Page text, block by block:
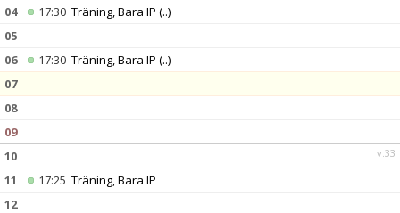
04
17:30 Träning, Bara IP (..)
05
06
17:30 Träning, Bara IP (..)
07
08
09
v.33
10
11
17:25 Träning, Bara IP
12